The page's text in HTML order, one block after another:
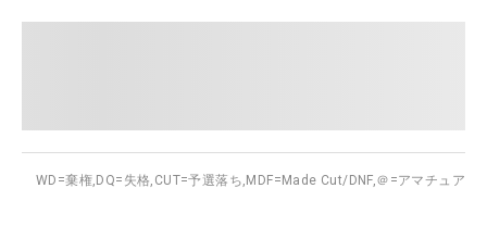
WD=棄権, DQ=失格, CUT=予選落ち, MDF=Made Cut/DNF,＠=アマチュア